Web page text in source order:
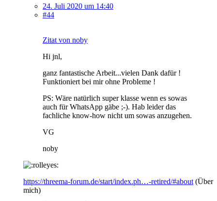
24. Juli 2020 um 14:40
#44
Zitat von noby
Hi jnl,
ganz fantastische Arbeit...vielen Dank dafür !
Funktioniert bei mir ohne Probleme !
PS: Wäre natürlich super klasse wenn es sowas
auch für WhatsApp gäbe ;-). Hab leider das
fachliche know-how nicht um sowas anzugehen.
VG
noby
https://threema-forum.de/start/index.ph…-retired/#about (Über
mich)